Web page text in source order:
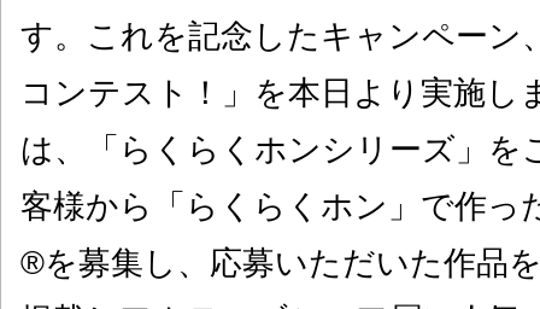
す。これを記念したキャンペーン
コンテスト！」を本日より実施し
は、「らくらくホンシリーズ」を
客様から「らくらくホン」で作っ
®を募集し、応募いただいた作品